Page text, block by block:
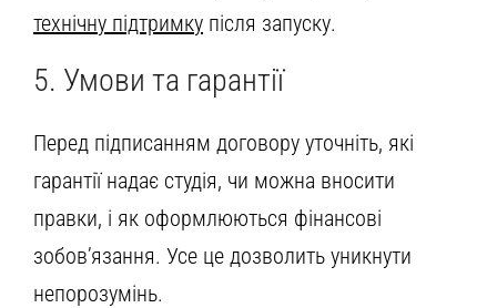
технічну підтримку після запуску.
5. Умови та гарантії
Перед підписанням договору уточніть, які
гарантії надає студія, чи можна вносити
правки, і як оформлюються фінансові
зобов’язання. Усе це дозволить уникнути
непорозумінь.